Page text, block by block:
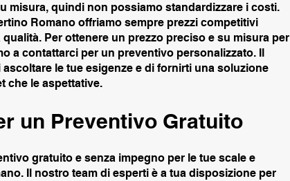
misura, quindi non possiamo standardizzare i costi.
Romano offriamo sempre prezzi competitivi
Per ottenere un prezzo preciso e su misura per
a contattarci per un preventivo personalizzato. Il
le tue esigenze e di fornirti una soluzione
che le aspettative.
un Preventivo Gratuito
gratuito e senza impegno per le tue scale e
Il nostro team di esperti è a tua disposizione per